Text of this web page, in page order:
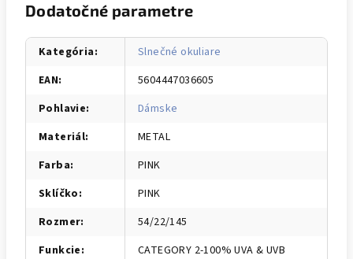
Dodatočné parametre
Kategória:
Slnečné okuliare
EAN:
5604447036605
Pohlavie:
Dámske
Materiál:
METAL
Farba:
PINK
Sklíčko:
PINK
Rozmer:
54/22/145
Funkcie: CATEGORY 2-100% UVA & UVB